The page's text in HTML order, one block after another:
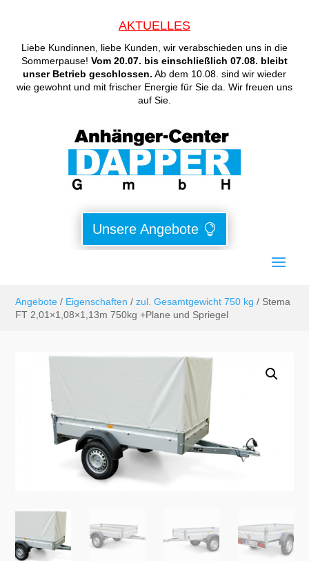
AKTUELLES
Liebe Kundinnen, liebe Kunden, wir verabschieden uns in die
Sommerpause! Vom 20.07. bis einschließlich 07.08. bleibt
unser Betrieb geschlossen. Ab dem 10.08. sind wir wieder
wie gewohnt und mit frischer Energie für Sie da. Wir freuen uns
auf Sie.
Unsere Angebote
Angebote / Eigenschaften /zul. Gesamtgewicht 750 kg / Stema
FT 2,01×1,08×1,13m 750kg +Plane und Spriegel